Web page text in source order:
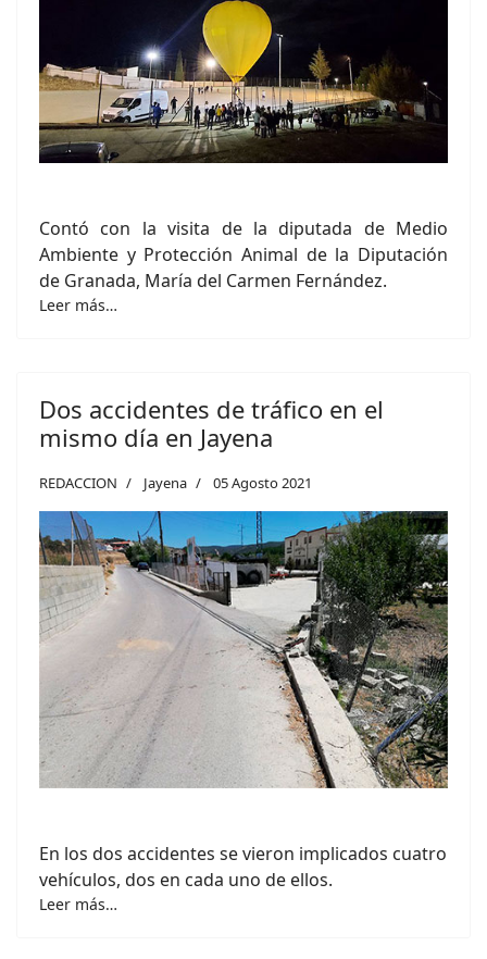
Contó con la visita de la diputada de Medio
Ambiente y Protección Animal de la Diputación
de Granada, María del Carmen Fernández.
Leer más…
Dos accidentes de tráfico en el
mismo día en Jayena
REDACCION Jayena 05 Agosto 2021
En los dos accidentes se vieron implicados cuatro
vehículos, dos en cada uno de ellos.
Leer más…